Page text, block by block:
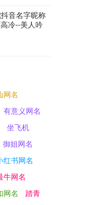
网名
有意义网名
坐飞机
御姐网名
红书网名
牛网名
网名
踏青